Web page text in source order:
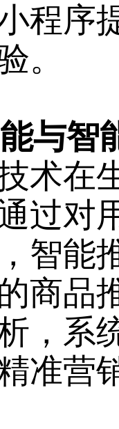
程序
。
与智
术在
过对
智能
商品
，系
准营